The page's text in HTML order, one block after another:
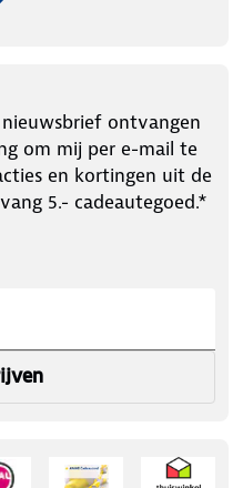
ontvangen
om mij per e-mail te
en kortingen uit de
5.- cadeautegoed.*